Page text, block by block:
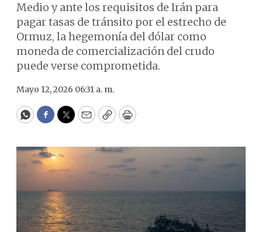
Medio y ante los requisitos de Irán para
pagar tasas de tránsito por el estrecho de
Ormuz, la hegemonía del dólar como
moneda de comercialización del crudo
puede verse comprometida.
Mayo 12, 2026 06:31 a. m.
WhatsApp
Facebook
Twitter
EmailCopyPrint